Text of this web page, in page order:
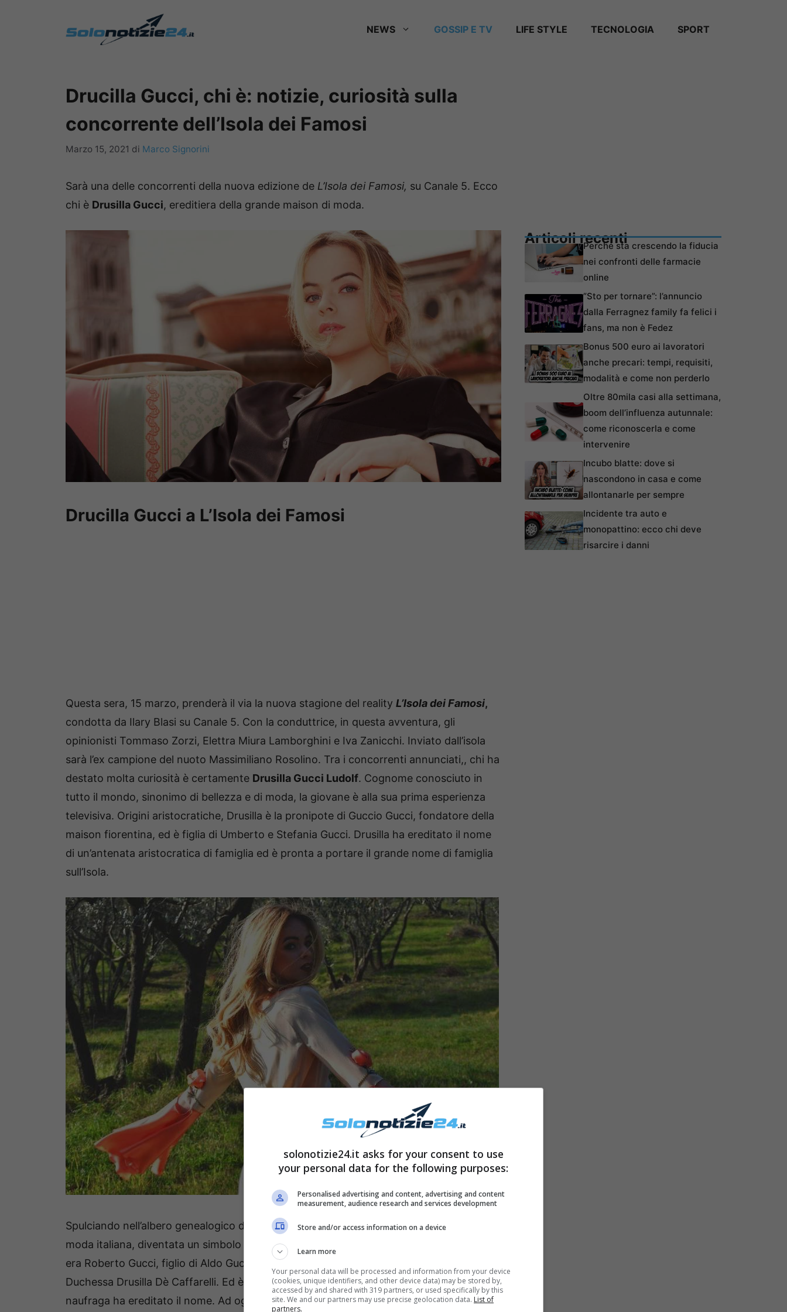
NEWS GOSSIP E TV LIFE STYLE TECNOLOGIA SPORT
Drucilla Gucci, chi è: notizie, curiosità sulla
concorrente dell’Isola dei Famosi
Marzo 15, 2021 di Marco Signorini
Sarà una delle concorrenti della nuova edizione de L’Isola dei Famosi, su Canale 5. Ecco
chi è Drusilla Gucci, ereditiera della grande maison di moda.
Drucilla Gucci a L’Isola dei Famosi
Questa sera, 15 marzo, prenderà il via la nuova stagione del reality L’Isola dei Famosi,
condotta da Ilary Blasi su Canale 5. Con la conduttrice, in questa avventura, gli
opinionisti Tommaso Zorzi, Elettra Miura Lamborghini e Iva Zanicchi. Inviato dall’isola
sarà l’ex campione del nuoto Massimiliano Rosolino. Tra i concorrenti annunciati,, chi ha
destato molta curiosità è certamente Drusilla Gucci Ludolf. Cognome conosciuto in
tutto il mondo, sinonimo di bellezza e di moda, la giovane è alla sua prima esperienza
televisiva. Origini aristocratiche, Drusilla è la pronipote di Guccio Gucci, fondatore della
maison fiorentina, ed è figlia di Umberto e Stefania Gucci. Drusilla ha ereditato il nome
di un’antenata aristocratica di famiglia ed è pronta a portare il grande nome di famiglia
sull’Isola.
Spulciando nell’albero genealogico della famiglia, si ritorna alla fondamenta della grande
moda italiana, diventata un simbolo ed un faro per il mondo intero. Il nonno di Drusilla
era Roberto Gucci, figlio di Aldo Gucci, a sua volta figlio di
Duchessa Drusilla Dè Caffarelli. Ed è proprio da quest’ultima aristocratica che la neo
naufraga ha ereditato il nome. Ad ogni modo Drusilla ha preferito tenersi lontano dalla
Articoli recentiPerché sta crescendo la fiducia
nei confronti delle farmacie
online
“Sto per tornare”: l’annuncio
dalla Ferragnez family fa felici i
fans, ma non è Fedez
Bonus 500 euro ai lavoratori
anche precari: tempi, requisiti,
modalità e come non perderlo
Oltre 80mila casi alla settimana,
boom dell’influenza autunnale:
come riconoscerla e come
intervenire
Incubo blatte: dove si
nascondono in casa e come
allontanarle per sempre
Incidente tra auto e
monopattino: ecco chi deve
risarcire i danni
solonotizie24.it asks for your consent to use
your personal data for the following purposes:
Personalised advertising and content, advertising and content
measurement, audience research and services development
Store and/or access information on a device
Learn more
Your personal data will be processed and information from your device
(cookies, unique identifiers, and other device data) may be stored by,
accessed by and shared with 319 partners, or used specifically by this
site. We and our partners may use precise geolocation data. List of
partners.